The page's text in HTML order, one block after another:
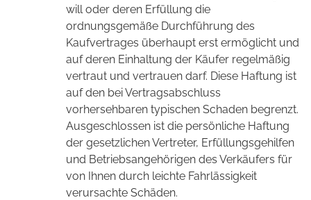
will oder deren Erfüllung die
ordnungsgemäße Durchführung des
Kaufvertrages überhaupt erst ermöglicht und
auf deren Einhaltung der Käufer regelmäßig
vertraut und vertrauen darf. Diese Haftung ist
auf den bei Vertragsabschluss
vorhersehbaren typischen Schaden begrenzt.
Ausgeschlossen ist die persönliche Haftung
der gesetzlichen Vertreter, Erfüllungsgehilfen
und Betriebsangehörigen des Verkäufers für
von Ihnen durch leichte Fahrlässigkeit
verursachte Schäden.